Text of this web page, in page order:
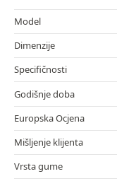
Model
Dimenzije
Specifičnosti
Godišnje doba
Europska Ocjena
Mišljenje klijenta
Vrsta gume